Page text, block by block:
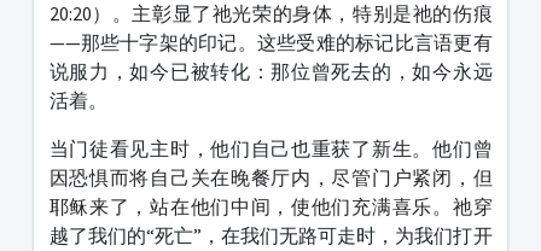
20:20）。主彰显了祂光荣的身体，特别是祂的伤痕
——那些十字架的印记。这些受难的标记比言语更有
说服力，如今已被转化：那位曾死去的，如今永远
活着。
当门徒看见主时，他们自己也重获了新生。他们曾
因恐惧而将自己关在晚餐厅内，尽管门户紧闭，但
耶稣来了，站在他们中间，使他们充满喜乐。祂穿
越了我们的“死亡”，在我们无路可走时，为我们打开